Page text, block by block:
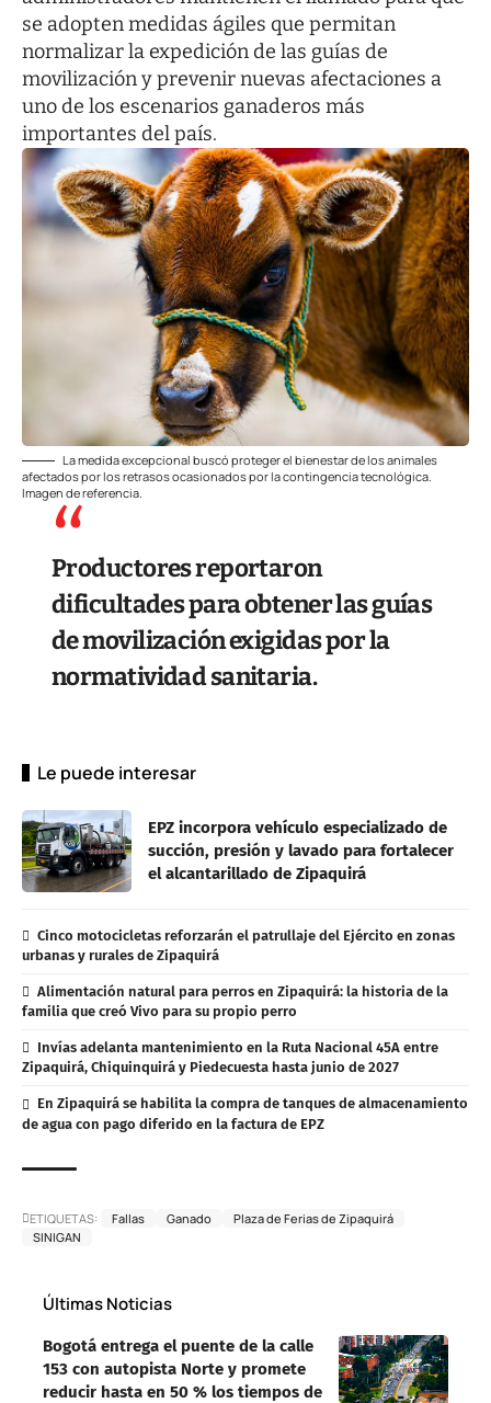
se adopten medidas ágiles que permitan
normalizar la expedición de las guías de
movilización y prevenir nuevas afectaciones a
uno de los escenarios ganaderos más
importantes del país.
La medida excepcional buscó proteger el bienestar de los animales
afectados por los retrasos ocasionados por la contingencia tecnológica.
Imagen de referencia.
Productores reportaron
dificultades para obtener las guías
de movilización exigidas por la
normatividad sanitaria.
Le puede interesar
EPZ incorpora vehículo especializado de
succión, presión y lavado para fortalecer
el alcantarillado de Zipaquirá
Cinco motocicletas reforzarán el patrullaje del Ejército en zonas
urbanas y rurales de Zipaquirá
Alimentación natural para perros en Zipaquirá: la historia de la
familia que creó Vivo para su propio perro
Invías adelanta mantenimiento en la Ruta Nacional 45A entre
Zipaquirá, Chiquinquirá y Piedecuesta hasta junio de 2027
En Zipaquirá se habilita la compra de tanques de almacenamiento
de agua con pago diferido en la factura de EPZ
ETIQUETAS: Fallas Ganado
Plaza de Ferias de Zipaquirá
SINIGAN
Últimas Noticias
Bogotá entrega el puente de la calle
153 con autopista Norte y promete
reducir hasta en 50 % los tiempos de